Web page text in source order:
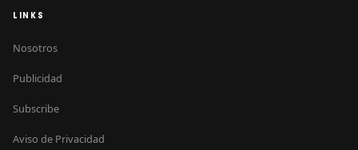
LINKS
Nosotros
Publicidad
Subscribe
Aviso de Privacidad